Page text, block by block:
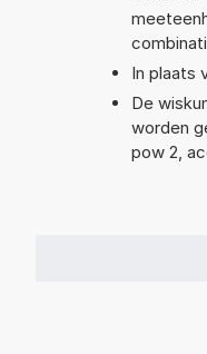
In plaats
De
worden
pow 2,